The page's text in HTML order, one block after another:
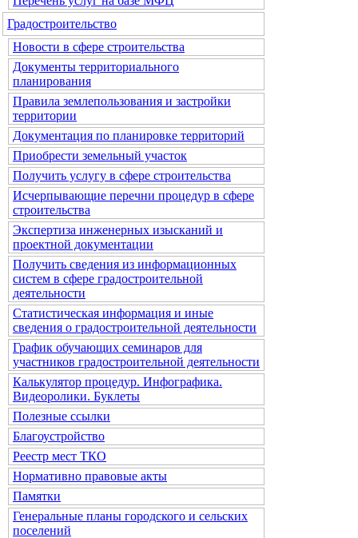
Градостроительство
Новости в сфере строительства
Документы территориального
планирования
Правила землепользования и застройки
территории
Документация по планировке территорий
Приобрести земельный участок
Получить услугу в сфере строительства
Исчерпывающие перечни процедур в сфере
строительства
Экспертиза инженерных изысканий и
проектной документации
Получить сведения из информационных
систем в сфере градостроительной
деятельности
Статистическая информация и иные
сведения о градостроительной деятельности
График обучающих семинаров для
участников градостроительной деятельности
Калькулятор процедур. Инфографика.
Видеоролики. Буклеты
Полезные ссылки
Благоустройство
Реестр мест ТКО
Нормативно правовые акты
Памятки
Генеральные планы городского и сельских
поселений